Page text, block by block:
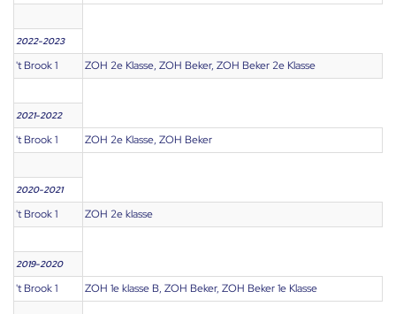
2022-2023
't Brook 1 ZOH 2e Klasse, ZOH Beker, ZOH Beker 2e Klasse
2021-2022
't Brook 1 ZOH 2e Klasse, ZOH Beker
2020-2021
't Brook 1 ZOH 2e klasse
2019-2020
't Brook 1 ZOH 1e klasse B, ZOH Beker, ZOH Beker 1e Klasse